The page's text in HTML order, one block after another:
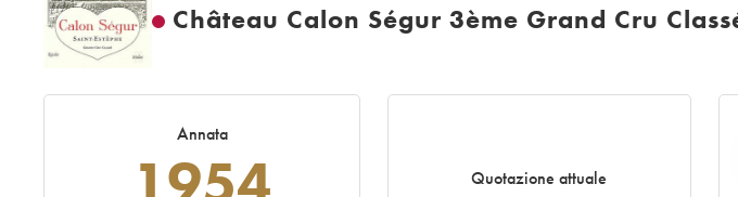
Château Calon Ségur 3ème Grand Cru
Annata
Quotazione attuale